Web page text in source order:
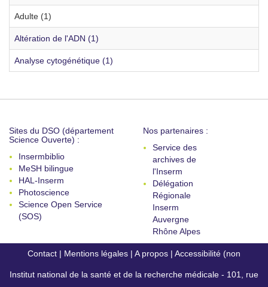
Adulte (1)
Altération de l'ADN (1)
Analyse cytogénétique (1)
Sites du DSO (département
Science Ouverte) :
Insermbiblio
MeSH bilingue
HAL-Inserm
Photoscience
Science Open Service
(SOS)
Nos partenaires :
Service des
archives de
l'Inserm
Délégation
Régionale
Inserm
Auvergne
Rhône Alpes
Contact | Mentions légales | A propos | Accessibilité (non
conforme)
Institut national de la santé et de la recherche médicale - 101, rue